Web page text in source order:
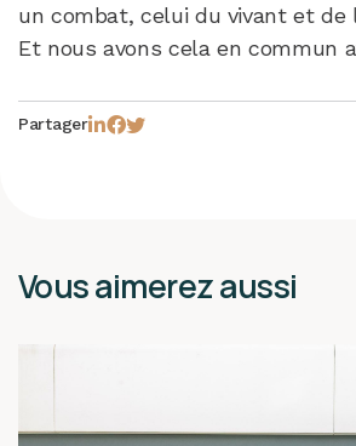
un combat, celui du vivant et de
Et nous avons cela en commun
Partager
Vous aimerez aussi